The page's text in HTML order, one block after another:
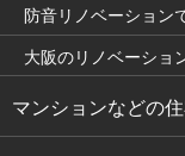
防音リノベーション
大阪のリノベーショ
マンションなどの